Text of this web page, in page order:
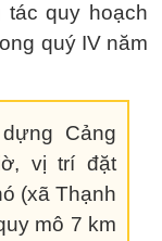
tác quy hoạch
quý IV năm
Cảng
vị trí đặt
(xã Thạnh
mô 7 km